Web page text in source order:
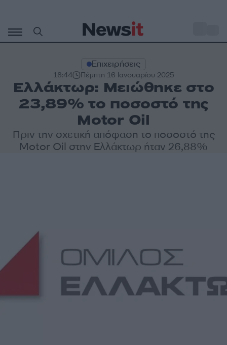
περιεχόμενο
Επιχειρήσεις
18:44 Πέμπτη 16 Ιανουαρίου 2025
Ελλάκτωρ: Μειώθηκε στο
23,89% το ποσοστό της
Motor Oil
Πριν την σχετική απόφαση το ποσοστό της
Motor Oil στην Ελλάκτωρ ήταν 26,88%